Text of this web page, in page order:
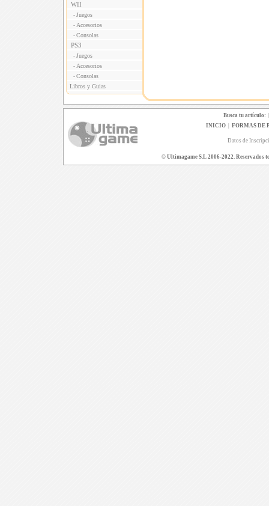
WII
- Juegos
- Accesorios
- Consolas
PS3
- Juegos
- Accesorios
- Consolas
Libros y Guias
Busca tu artículo:
INICIO| FORMAS DE
Datos de
© Ultimagame S.L 2006-2022. Reservados